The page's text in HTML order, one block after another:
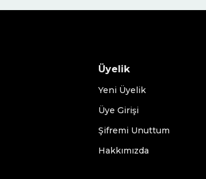
Üyelik
Yeni Üyelik
Üye Girişi
Şifremi Unuttum
Hakkımızda